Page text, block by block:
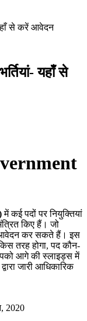
से करें आवेदन
यहाँ से
में कई पदों पर नियुक्तियां
किए हैं। जो
आवेदन कर सकते हैं। इस
तरह होगा, पद कौन-
आगे की स्लाइड्स में
जारी आधिकारिक
2020